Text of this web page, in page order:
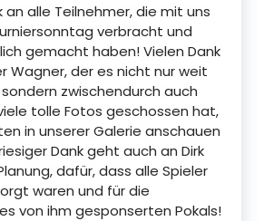
an alle Teilnehmer, die mit uns
verbracht und
gemacht haben! Vielen Dank
Wagner, der es nicht nur weit
zwischendurch auch
tolle Fotos geschossen hat,
in unserer Galerie anschauen
Dank geht auch an Dirk
dafür, dass alle Spieler
waren und für die
von ihm gesponserten Pokals!